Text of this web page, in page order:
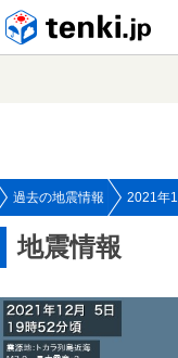
過去の地震情報 2021年
地震情報